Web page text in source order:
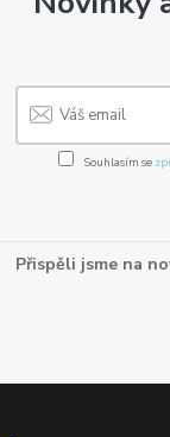
Souhlasím se
Přispěli jsme na